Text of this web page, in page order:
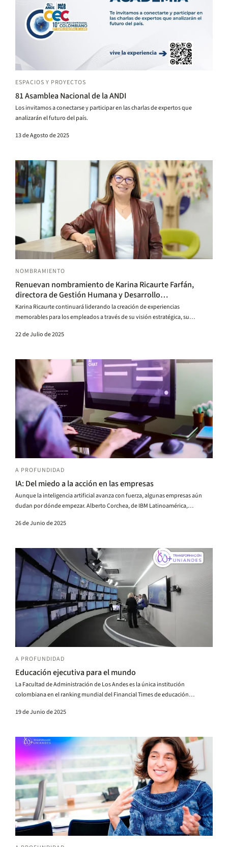
ESPACIOS Y PROYECTOS
81 Asamblea Nacional de la ANDI
Los invitamos a conectarse y participar en las charlas de expertos que
analizarán el futuro del país.
13 de Agosto de 2025
NOMBRAMIENTO
Renuevan nombramiento de Karina Ricaurte Farfán,
directora de Gestión Humana y Desarrollo
Organizacional
Karina Ricaurte continuará liderando la creación de experiencias
memorables para los empleados a través de su visión estratégica, su
colaborativo con diversos talentos y unidades.
22 de Julio de 2025
A PROFUNDIDAD
IA: Del miedo a la acción en las empresas
Aunque la inteligencia artificial avanza con fuerza, algunas empresas aún
dudan por dónde empezar. Alberto Corchea, de IBM Latinoamérica,
26 de Junio de 2025
A PROFUNDIDAD
Educación ejecutiva para el mundo
La Facultad de Administración de Los Andes es la única institución
colombiana en el ranking mundial del Financial Times de educación
19 de Junio de 2025